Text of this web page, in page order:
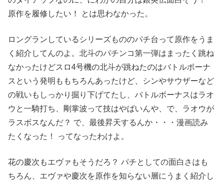
原作を履修したい！ とは思わなかった。
ロングランしているシリーズもののパチ台って原作をうま
く紹介してんのよ。北斗のパチンコ第一弾はまったく跳ね
なかったけどスロ4号機の北斗が跳ねたのはバトルボーナ
スという発明ももちろんあったけど、シンやサウザーなど
の戦いもしっかり掘り下げてたし、バトルボーナスはラオ
ウと一騎打ち、剛掌波って技はやばいんや、で、ラオウが
ラスボスなんだ？ で、最後昇天するんか・・・漫画読み
たくなった！ ってなったわけよ。
花の慶次もエヴァもそうだろ？ パチとしての面白さはも
ちろん、エヴァや慶次を原作を知らない層にうまく紹介し